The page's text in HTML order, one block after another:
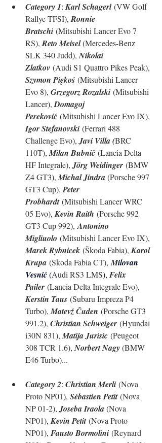
Category 1: Karl Schagerl (VW Golf
Rallye TFSI), Ronnie
Bratschi (Mitsubishi Lancer Evo 7
RS), Reto Meisel (Mercedes-Benz
SLK 340 Judd), Nikolai
Zlatkov (Audi S1 Quattro Pikes Peak),
Szymon Piękoś (Mitsubishi Lancer
Evo 8), Grzegorz Rozalski (Mitsubishi
Lancer), Domagoj
Pereković (Mitsubishi Lancer Evo IX),
Igor Stefanovski (Ferrari 488
Challenge Evo), Javi Villa (BRC
110T), Milan Bubnič (Lancia Delta
HF Integrale), Jörg Weidinger (BMW
Z4 GT3), Michal Jindra (Porsche 997
GT3 Cup), Peter
Probhardt (Mitsubishi Lancer WRC
05 Evo), Kevin Raith (Porsche 992
GT3 Cup 992), Antonino
Migliuolo (Mitsubishi Lancer Evo IX),
Marek Rybnicek (Škoda Fabia), Karol
Krupa (Skoda Fabia CT), Milovan
Vesnić (Audi RS3 LMS), Felix
Pailer (Lancia Delta Integrale Evo),
Kerstin Taus (Subaru Impreza P4
Turbo), Matevž Čuden (Porsche GT3
991.2), Christian Schweiger (Hyundai
i30N 831), Matija Jurisic (Peugeot
308 TCR 1.6), Norbert Nagy (BMW
E46 Turbo)...
Category 2: Christian Merli (Nova
Proto NP01), Sébastien Petit (Nova
NP 01-2), Joseba Iraola (Nova
NP01), Kevin Petit (Nova Proto
NP01), Fausto Bormolini (Reynard